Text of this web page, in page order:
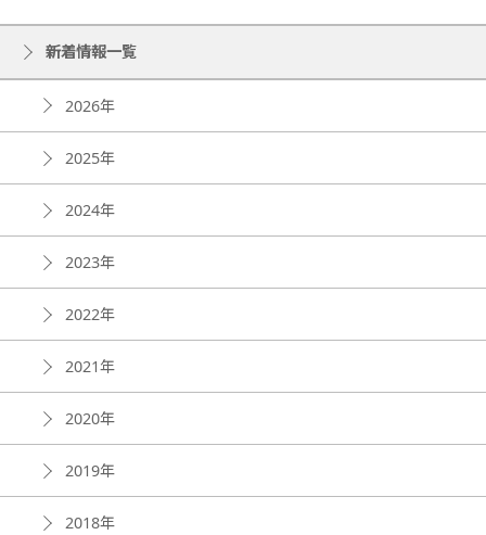
新着情報一覧
2026年
2025年
2024年
2023年
2022年
2021年
2020年
2019年
2018年